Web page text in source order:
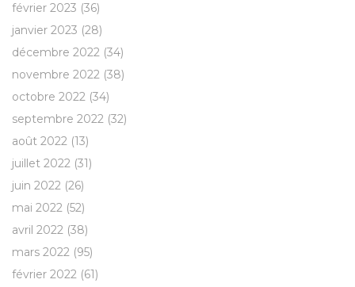
février 2023 (36)
janvier 2023 (28)
décembre 2022 (34)
novembre 2022 (38)
octobre 2022 (34)
septembre 2022 (32)
août 2022 (13)
juillet 2022 (31)
juin 2022 (26)
mai 2022 (52)
avril 2022 (38)
mars 2022 (95)
février 2022 (61)